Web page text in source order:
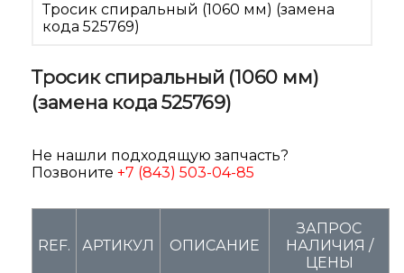
Тросик спиральный (1060 мм) (замена
кода 525769)
Тросик спиральный (1060 мм)
(замена кода 525769)
Не нашли подходящую запчасть?
Позвоните +7 (843) 503-04-85
REF. АРТИКУЛ ОПИСАНИЕ
ЗАПРОС
НАЛИЧИЯ /
ЦЕНЫ